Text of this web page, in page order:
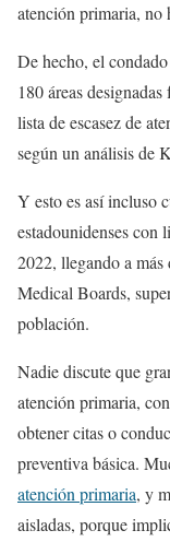
atención primaria, no
De hecho, el
180 áreas
lista de escasez de
según un análisis de
Y esto es así incluso
estadounidenses con
2022, llegando a
Medical Boards,
población.
Nadie discute que
atención primaria,
obtener citas o
preventiva básica.
atención primaria, y
aisladas, porque